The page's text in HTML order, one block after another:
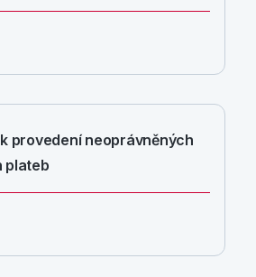
provedení neoprávněných
plateb